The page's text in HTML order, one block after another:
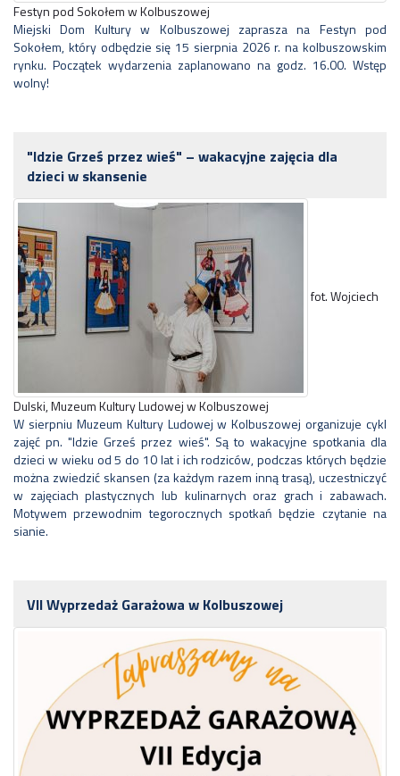
Festyn pod Sokołem w Kolbuszowej
Miejski Dom Kultury w Kolbuszowej zaprasza na Festyn pod
Sokołem, który odbędzie się 15 sierpnia 2026 r. na kolbuszowskim
rynku. Początek wydarzenia zaplanowano na godz. 16.00. Wstęp
wolny!
"Idzie Grześ przez wieś" – wakacyjne zajęcia dla
dzieci w skansenie
fot. Wojciech
Dulski, Muzeum Kultury Ludowej w Kolbuszowej
W sierpniu Muzeum Kultury Ludowej w Kolbuszowej organizuje cykl
zajęć pn. "Idzie Grześ przez wieś". Są to wakacyjne spotkania dla
dzieci w wieku od 5 do 10 lat i ich rodziców, podczas których będzie
można zwiedzić skansen (za każdym razem inną trasą), uczestniczyć
w zajęciach plastycznych lub kulinarnych oraz grach i zabawach.
Motywem przewodnim tegorocznych spotkań będzie czytanie na
sianie.
VII Wyprzedaż Garażowa w Kolbuszowej